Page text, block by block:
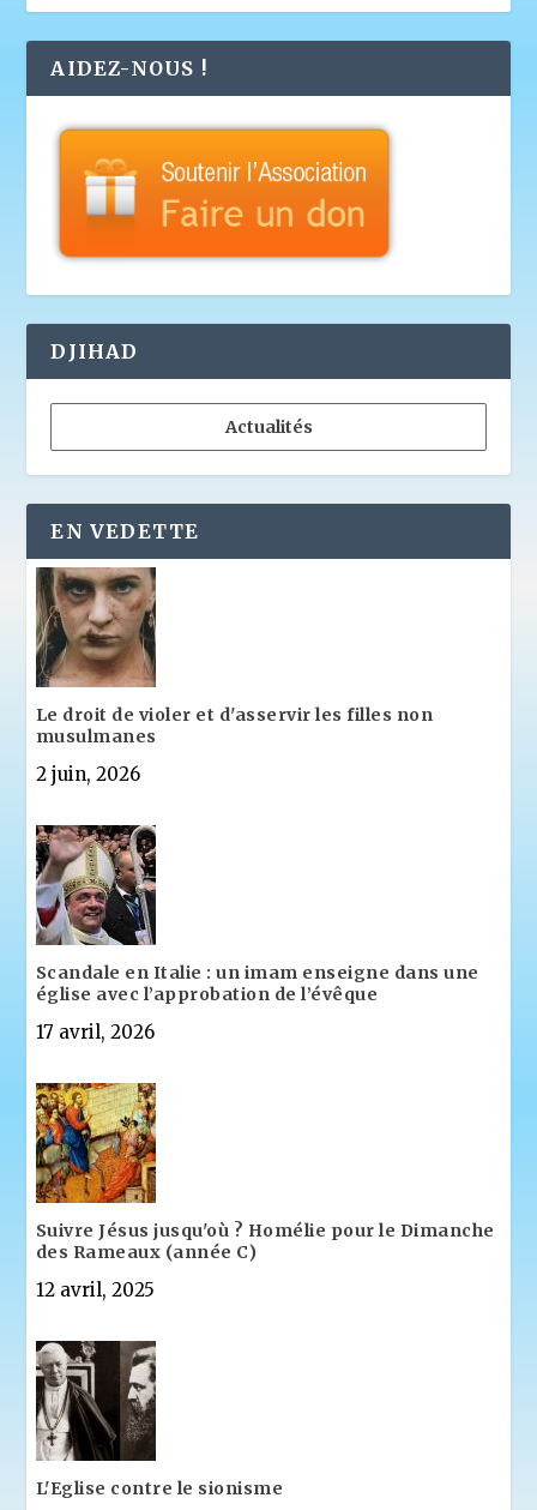
AIDEZ-NOUS !
DJIHAD
Actualités
EN VEDETTE
Le droit de violer et d'asservir les filles non
musulmanes
2 juin, 2026
Scandale en Italie : un imam enseigne dans une
église avec l’approbation de l’évêque
17 avril, 2026
Suivre Jésus jusqu'où ? Homélie pour le Dimanche
des Rameaux (année C)
12 avril, 2025
L'Eglise contre le sionisme